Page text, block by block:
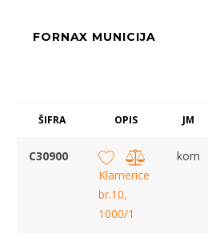
FORNAX MUNICIJA
ŠIFRA OPIS JM
C30900
Klamerice
br.10,
1000/1
kom